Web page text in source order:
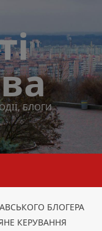
БЛОГИ
БЛОГЕРА
КЕРУВАННЯ